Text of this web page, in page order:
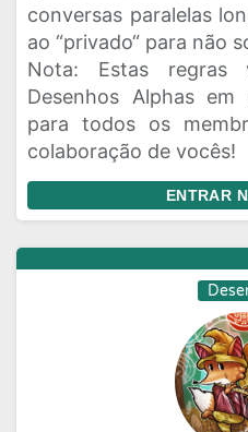
conversas paralelas
ao “privado“ para não
​Nota: Estas regras
Desenhos Alphas
para todos os
colaboração de vocês!
ENTRAR